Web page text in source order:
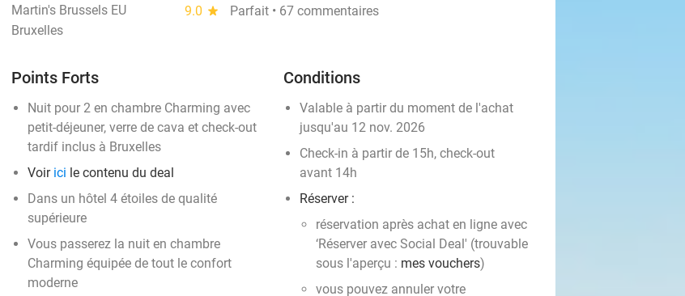
Martin's Brussels EU 9.0 star
Parfait • 67 commentaires
Bruxelles
Points Forts
Nuit pour 2 en chambre Charming avec
petit-déjeuner, verre de cava et check-out
tardif inclus à Bruxelles
Voir ici le contenu du deal
Dans un hôtel 4 étoiles de qualité
supérieure
Vous passerez la nuit en chambre
Charming équipée de tout le confort
moderne
Conditions
Valable à partir du moment de l'achat
jusqu'au 12 nov. 2026
Check-in à partir de 15h, check-out
avant 14h
Réserver :
réservation après achat en ligne avec
‘Réserver avec Social Deal' (trouvable
sous l'aperçu : mes vouchers)
vous pouvez annuler votre